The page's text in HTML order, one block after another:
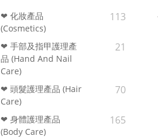
❤ 化妝產品
(Cosmetics)
113
❤ 手部及指甲護理產
品 (Hand And Nail
Care)
21
❤ 頭髮護理產品 (Hair
Care)
70
❤ 身體護理產品
(Body Care)
165